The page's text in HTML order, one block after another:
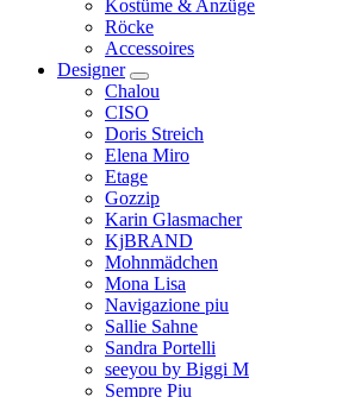
Kostüme & Anzüge
Röcke
Accessoires
Designer
Chalou
CISO
Doris Streich
Elena Miro
Etage
Gozzip
Karin Glasmacher
KjBRAND
Mohnmädchen
Mona Lisa
Navigazione piu
Sallie Sahne
Sandra Portelli
seeyou by Biggi M
Sempre Piu